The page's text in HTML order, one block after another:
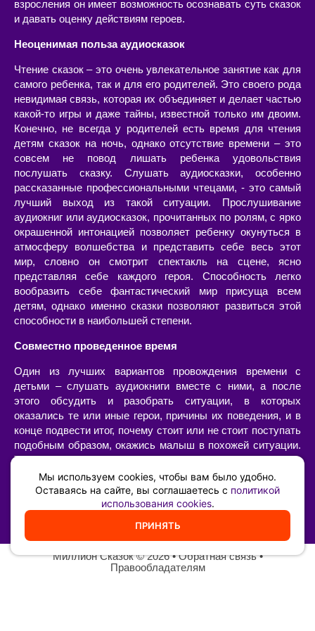
взросления он имеет возможность осознавать суть сказок
и давать оценку действиям героев.
Неоценимая польза аудиосказок
Чтение сказок – это очень увлекательное занятие как для
самого ребенка, так и для его родителей. Это своего рода
невидимая связь, которая их объединяет и делает частью
какой-то игры и даже тайны, известной только им двоим.
Конечно, не всегда у родителей есть время для чтения
детям сказок на ночь, однако отсутствие времени – это
совсем не повод лишать ребенка удовольствия
послушать сказку. Слушать аудиосказки, особенно
рассказанные профессиональными чтецами, - это самый
лучший выход из такой ситуации. Прослушивание
аудиокниг или аудиосказок, прочитанных по ролям, с ярко
окрашенной интонацией позволяет ребенку окунуться в
атмосферу волшебства и представить себе весь этот
мир, словно он смотрит спектакль на сцене, ясно
представляя себе каждого героя. Способность легко
вообразить себе фантастический мир присуща всем
детям, однако именно сказки позволяют развиться этой
способности в наибольшей степени.
Совместно проведенное время
Один из лучших вариантов провождения времени с
детьми – слушать аудиокниги вместе с ними, а после
этого обсудить и разобрать ситуации, в которых
оказались те или иные герои, причины их поведения, и в
конце подвести итог, почему стоит или не стоит поступать
подобным образом, окажись малыш в похожей ситуации.
Такой «разбор» очень интересен сам по себе, позволяет
наладить диалог с ребенком, а также он имеет огромную
воспитательную ценность – возможность ненавязчиво,
иногда в игровой форме, указать на самые главные
жизненные принципы и ценности.
Миллион Сказок©️ 2026 •Обратная связь•
Правообладателям
Мы используем cookies, чтобы вам было удобно.
Оставаясь на сайте, вы соглашаетесь с политикой
использования cookies.
ПРИНЯТЬ